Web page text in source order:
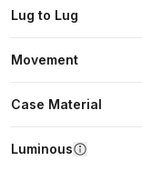
Lug to Lug
Movement
Case Material
Luminous